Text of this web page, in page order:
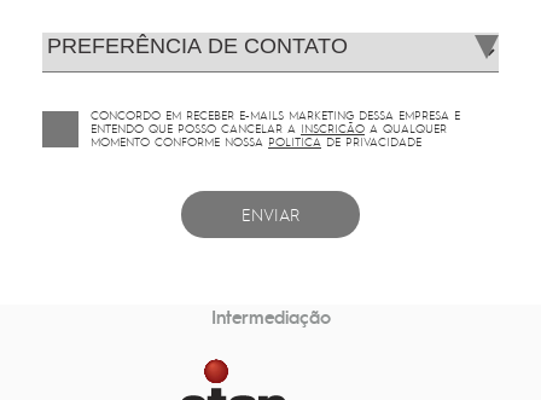
CONCORDO EM RECEBER E-MAILS MARKETING DESSA EMPRESA E
ENTENDO QUE POSSO CANCELAR A INSCRICÃO A QUALQUER
MOMENTO CONFORME NOSSA POLITICA DE PRIVACIDADE
ENVIAR
Intermediação